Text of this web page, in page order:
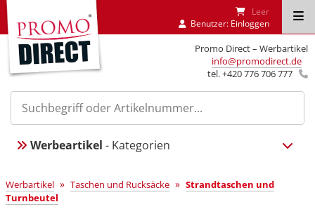
Promo Direct – Werbartikel
info@promodirect.de
tel. +420 776 706 777
Leer
Benutzer: Einloggen
Werbeartikel - Kategorien
Werbartikel » Taschen und Rucksäcke » Strandtaschen und
Turnbeutel